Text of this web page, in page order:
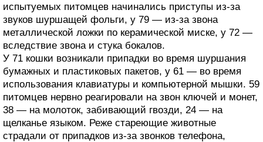
испытуемых питомцев начинались приступы из-за
звуков шуршащей фольги, у 79 — из-за звона
металлической ложки по керамической миске, у 72 —
вследствие звона и стука бокалов.
У 71 кошки возникали припадки во время шуршания
бумажных и пластиковых пакетов, у 61 — во время
использования клавиатуры и компьютерной мышки. 59
питомцев нервно реагировали на звон ключей и монет,
38 — на молоток, забивающий гвозди, 24 — на
щелканье языком. Реже стареющие животные
страдали от припадков из-за звонков телефона,